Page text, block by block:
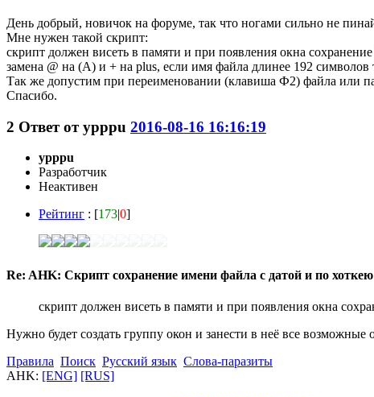
День добрый, новичок на форуме, так что ногами сильно не
Мне нужен такой скрипт:
скрипт должен висеть в памяти и при появления окна
замена @ на (A) и + на plus, если имя файла длинее 192
Так же допустим при переименовании (клавиша Ф2) файла или
Спасибо.
2 Ответ отypppu 2016-08-16 16:16:19
ypppu
Разработчик
Неактивен
Рейтинг : [173|0]
Re: AHK: Скрипт сохранение имени файла с датой и по хоткею
скрипт должен висеть в памяти и при появления окна
Нужно будет создать группу окон и занести в неё все возможные
Правила Поиск Русский язык Слова-паразиты
AHK: [ENG] [RUS]